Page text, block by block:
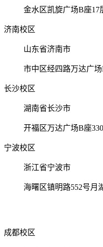
金水区凯旋广场B座17
济南校区
山东省济南市
市中区经四路万达广场
长沙校区
湖南省长沙市
开福区万达广场B座
宁波校区
浙江省宁波市
海曙区镇明路552号月
成都校区